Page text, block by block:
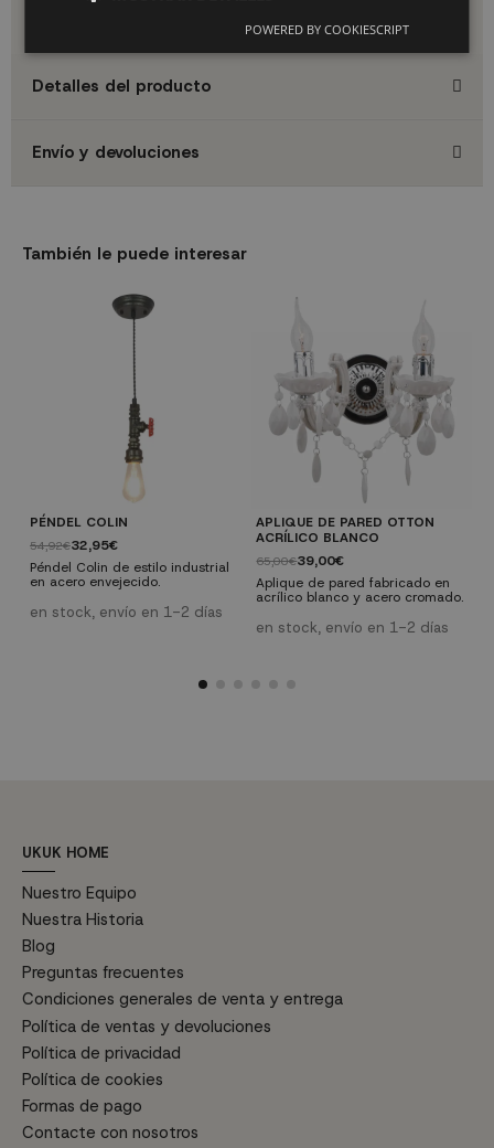
nuestro servicio de atención al cliente.
Detalles del producto
Envío y devoluciones
También le puede interesar
PÉNDEL COLIN
54,92€32,95€
Péndel Colin de estilo industrial
en acero envejecido.
en stock, envío en 1-2 días
APLIQUE DE PARED OTTON
ACRÍLICO BLANCO
65,00€39,00€
Aplique de pared fabricado en
acrílico blanco y acero cromado.
en stock, envío en 1-2 días
UKUK HOME
Nuestro Equipo
Nuestra Historia
Blog
Preguntas frecuentes
Condiciones generales de venta y entrega
Política de ventas y devoluciones
Política de privacidad
Política de cookies
Formas de pago
Contacte con nosotros
POWERED BY COOKIESCRIPT